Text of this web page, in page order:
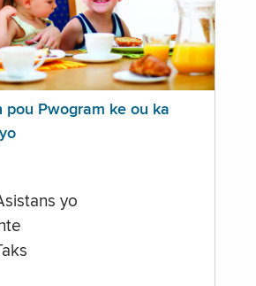
pou Pwogram ke ou ka
yo